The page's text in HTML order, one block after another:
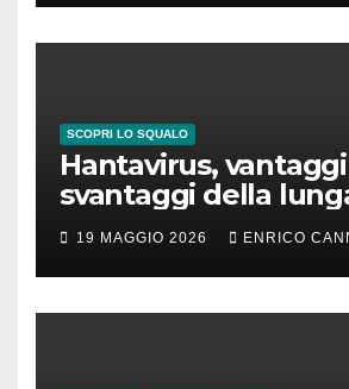
SCOPRI LO SQUALO
Hantavirus,
svantaggi della
incubazione
19 MAGGIO 2026 ENRICO